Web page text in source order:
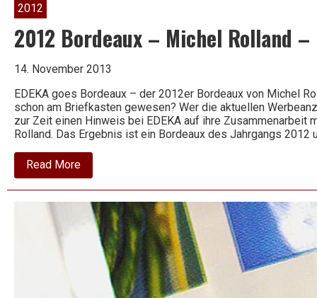
2012
2012 Bordeaux – Michel Rolland
14. November 2013
EDEKA goes Bordeaux – der 2012er Bordeaux von Michel
schon am Briefkasten gewesen? Wer die aktuellen
zur Zeit einen Hinweis bei EDEKA auf ihre Zusammenarbeit
Rolland. Das Ergebnis ist ein Bordeaux des Jahrgangs 2012
Read Moreabout
2012
Bordeaux
Michel
Rolland
Raymond
Huet